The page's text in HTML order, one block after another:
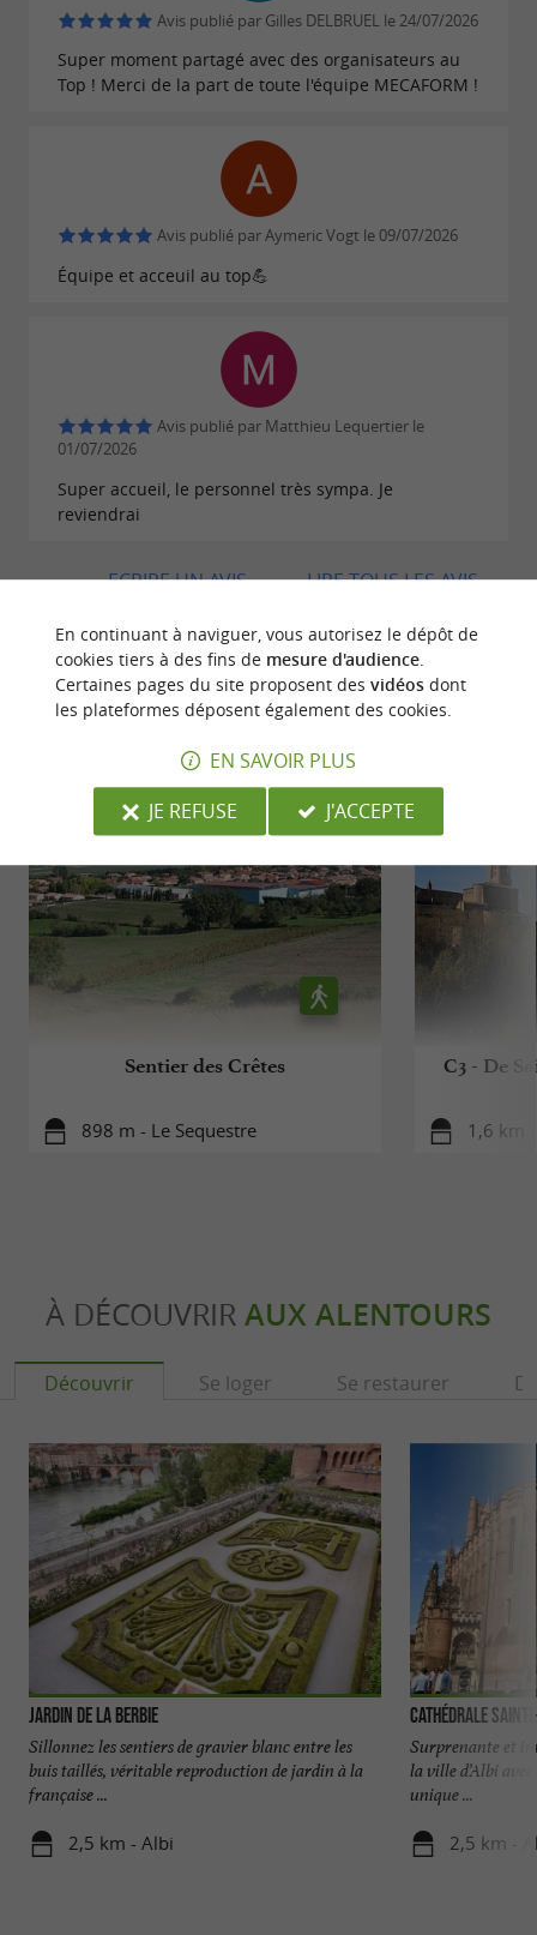
proposées en fonction de vos envies, et de votre
budget :
3 formules anniversaires avec différentes
options de courses, une remise des prix et un
goûter composé de bonbons et de boissons
(vous pouvez apporter un gâteau si vous
souhaitez souffler les bougies)
3 formules courses pour défier vos
individuel ou en équipe.
Team-building pour renforcer la cohésion de
groupe, anniversaire, enterrement de vie de
célibataire ou plaisir de se retrouver, choisissez
votre formule préférée et
Avis publié par Gilles DELBRUEL le 24/07/2026
Super moment partagé avec des organisateurs au
Top ! Merci de la part de toute l'équipe MECAFORM !
Avis publié par Aymeric Vogt le 09/07/2026
Équipe et acceuil au top💪
Avis publié par Matthieu Lequertier le
01/07/2026
Super accueil, le personnel très sympa. Je
reviendrai
LIRE TOUS LES AVIS
ECRIRE UN AVIS
BALADESÀ PROXIMITÉ
Sentier des Crêtes
898 m - Le Sequestre
C3 - De
1,6 km
À DÉCOUVRIR AUX ALENTOURS
Découvrir Se loger Se restaurer
Jardin de la Berbie
Sillonnez les sentiers de gravier blanc entre les
buis taillés, véritable reproduction de jardin à la
française ...
2,5 km - Albi
Cathédrale
Surprenante et
la ville d’Albi
unique ...
2,5 km -
En continuant à naviguer, vous autorisez le dépôt de
cookies tiers à des fins de mesure d'audience.
Certaines pages du site proposent des vidéosdont
les plateformes déposent également des cookies.
EN SAVOIR PLUS
JE REFUSE
J'ACCEPTE